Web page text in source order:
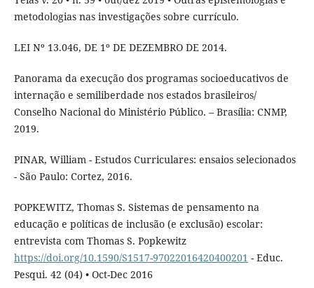
metodologias nas investigações sobre currículo.
LEI Nº 13.046, DE 1º DE DEZEMBRO DE 2014.
Panorama da execução dos programas socioeducativos de
internação e semiliberdade nos estados brasileiros/
Conselho Nacional do Ministério Público. – Brasília: CNMP,
2019.
PINAR, William - Estudos Curriculares: ensaios selecionados
- São Paulo: Cortez, 2016.
POPKEWITZ, Thomas S. Sistemas de pensamento na
educação e políticas de inclusão (e exclusão) escolar:
entrevista com Thomas S. Popkewitz
https://doi.org/10.1590/S1517-97022016420400201 - Educ.
Pesqui. 42 (04) • Oct-Dec 2016